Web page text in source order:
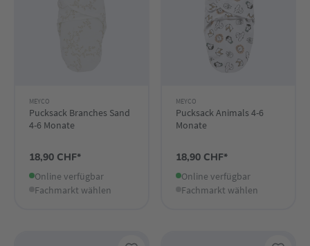
MEYCO
Pucksack Branches Sand
4-6 Monate
18,90 CHF*
Online verfügbar
Fachmarkt wählen
MEYCO
Pucksack Animals 4-6
Monate
18,90 CHF*
Online verfügbar
Fachmarkt wählen